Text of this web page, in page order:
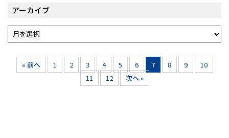
アーカイブ
« 前へ 1 2 3 4 5 6 7 8 9
10
11
12 次へ »